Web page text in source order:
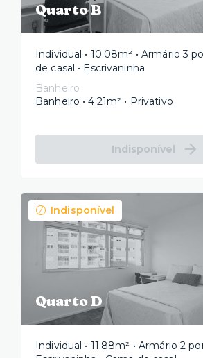
Quarto B
Individual • 10.08m² • Armário 3
de casal • Escrivaninha
Banheiro
Banheiro • 4.21m² • Privativo
Indisponível
Indisponível
Quarto D
Individual • 11.88m² • Armário 2